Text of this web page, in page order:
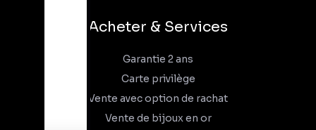
Acheter & Services
Garantie 2 ans
Carte privilège
Vente avec option de rachat
Vente de bijoux en or